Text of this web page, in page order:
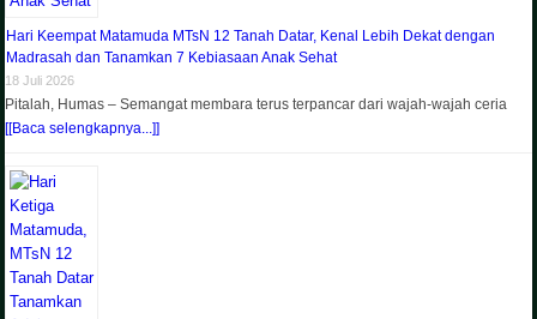
Hari Keempat Matamuda MTsN 12 Tanah Datar, Kenal Lebih Dekat dengan
Madrasah dan Tanamkan 7 Kebiasaan Anak Sehat
18 Juli 2026
Pitalah, Humas – Semangat membara terus terpancar dari wajah-wajah ceria
[[Baca selengkapnya...]]